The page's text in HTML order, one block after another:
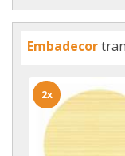
Embadecor
2x